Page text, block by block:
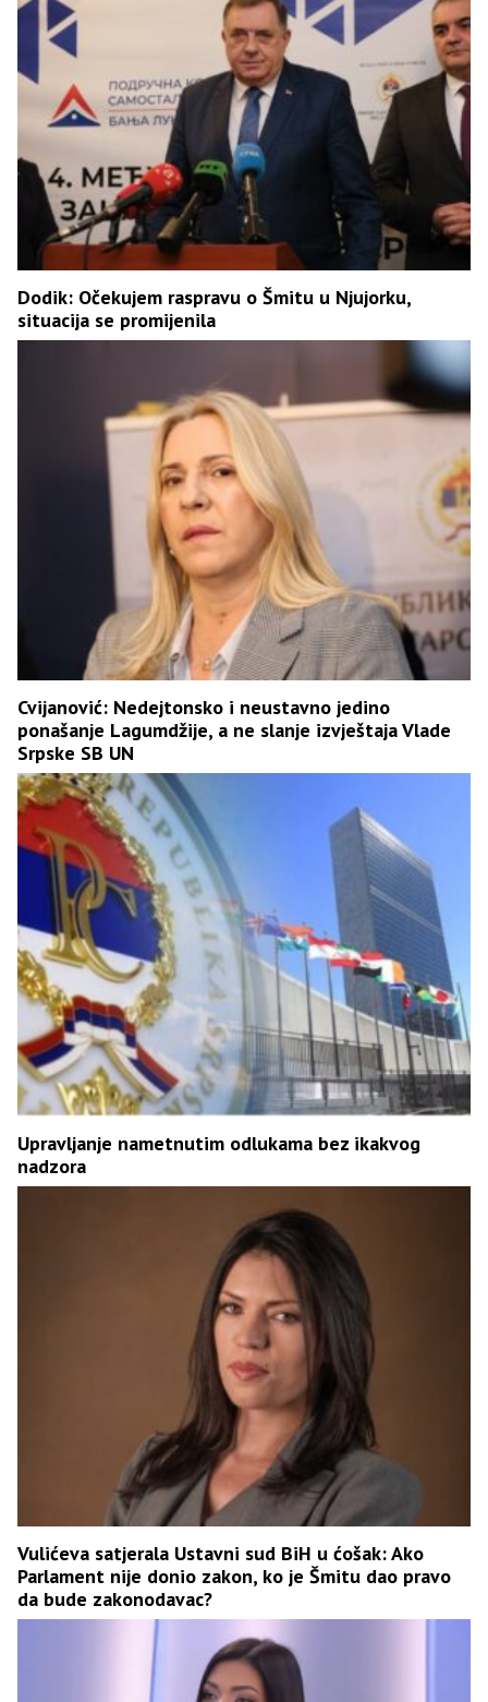
Dodik: Očekujem raspravu o Šmitu u Njujorku,
situacija se promijenila
Cvijanović: Nedejtonsko i neustavno jedino
ponašanje Lagumdžije, a ne slanje izvještaja Vlade
Srpske SB UN
Upravljanje nametnutim odlukama bez ikakvog
nadzora
Vulićeva satjerala Ustavni sud BiH u ćošak: Ako
Parlament nije donio zakon, ko je Šmitu dao pravo
da bude zakonodavac?